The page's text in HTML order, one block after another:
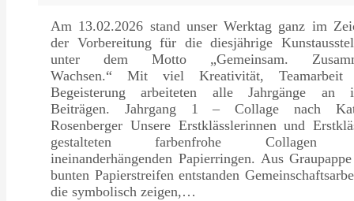
Am 13.02.2026 stand unser Werktag ganz im
der Vorbereitung für die diesjährige
unter dem Motto „Gemeinsam.
Wachsen.“ Mit viel Kreativität, Teamarbeit
Begeisterung arbeiteten alle Jahrgänge an
Beiträgen. Jahrgang 1 – Collage nach
Rosenberger Unsere Erstklässlerinnen und
gestalteten farbenfrohe Collagen
ineinanderhängenden Papierringen. Aus
bunten Papierstreifen entstanden
die symbolisch zeigen,…